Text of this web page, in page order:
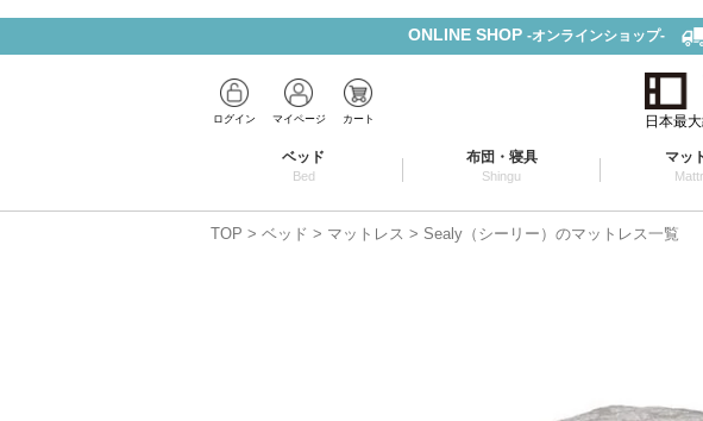
ONLINE SHOP -オンラインショップ-
ログイン マイページ カート 日本最
ベッド
Bed
布団・寝具
Shingu
マッ
TOP ベッド マットレス Sealy（シーリー）のマットレス一覧